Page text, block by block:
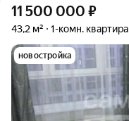
11 500 000 ₽
43,2 м² 1-комн. квартира
новостройка